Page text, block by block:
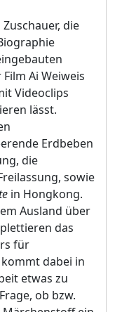
die
Ai Weiweis
Videoclips
lässt.
Erdbeben
die
sowie
in Hongkong.
Ausland über
das
für
dabei in
etwas zu
ob bzw.